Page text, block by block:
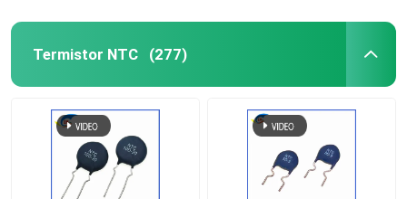
Termistor NTC (277)